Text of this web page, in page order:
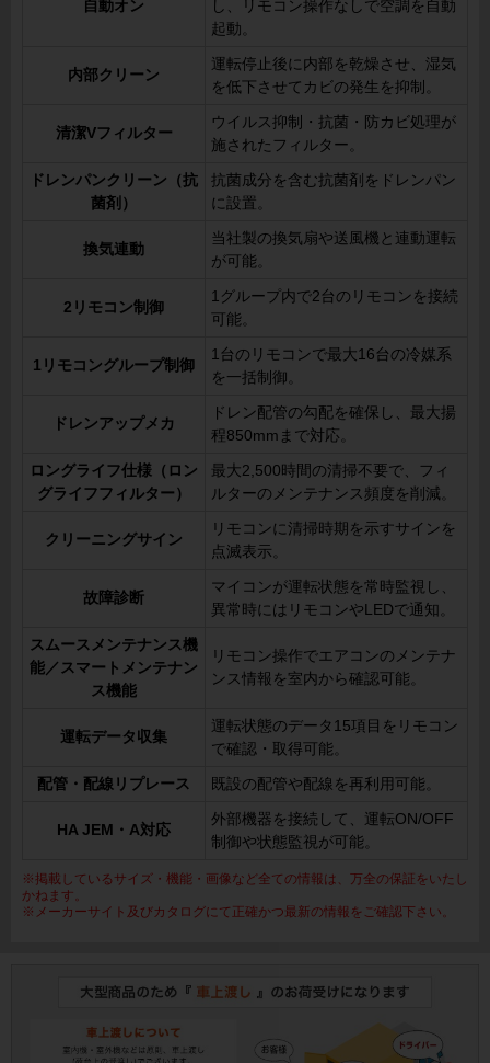
自動オン
し、リモコン操作なしで空調を自動
起動。
内部クリーン
運転停止後に内部を乾燥させ、湿気
を低下させてカビの発生を抑制。
清潔Vフィルター
ウイルス抑制・抗菌・防カビ処理が
施されたフィルター。
ドレンパンクリーン（抗
菌剤）
抗菌成分を含む抗菌剤をドレンパン
に設置。
換気連動
当社製の換気扇や送風機と連動運転
が可能。
2リモコン制御
1グループ内で2台のリモコンを接続
可能。
1リモコングループ制御
1台のリモコンで最大16台の冷媒系
を一括制御。
ドレンアップメカ
ドレン配管の勾配を確保し、最大揚
程850mmまで対応。
ロングライフ仕様（ロン
グライフフィルター）
最大2,500時間の清掃不要で、フィ
ルターのメンテナンス頻度を削減。
クリーニングサイン
リモコンに清掃時期を示すサインを
点滅表示。
故障診断
マイコンが運転状態を常時監視し、
異常時にはリモコンやLEDで通知。
スムースメンテナンス機
能／スマートメンテナン
ス機能
リモコン操作でエアコンのメンテナ
ンス情報を室内から確認可能。
運転データ収集
運転状態のデータ15項目をリモコン
で確認・取得可能。
配管・配線リプレース 既設の配管や配線を再利用可能。
HA JEM・A対応
外部機器を接続して、運転ON/OFF
制御や状態監視が可能。
※掲載しているサイズ・機能・画像など全ての情報は、万全の保証をいたし
かねます。
※メーカーサイト及びカタログにて正確かつ最新の情報をご確認下さい。